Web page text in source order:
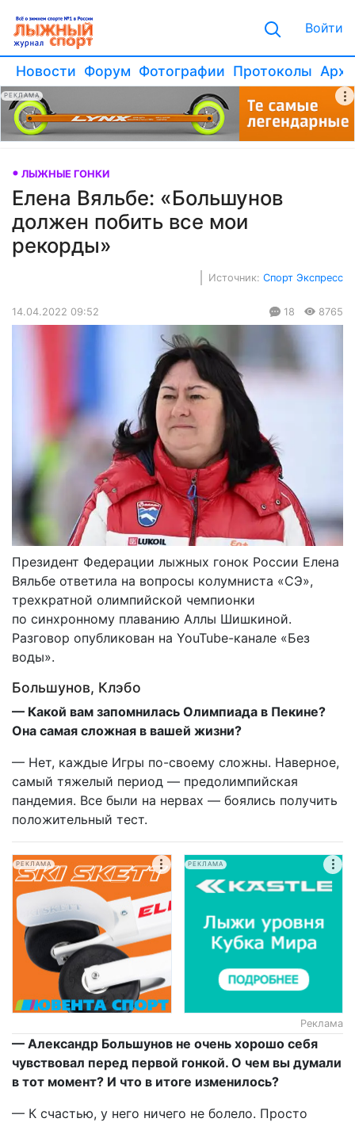
Войти
Новости Форум Фотографии Протоколы
РЕКЛАМА
ЛЫЖНЫЕ ГОНКИ
Елена Вяльбе: «Большунов
должен побить все мои
рекорды»
Источник: Спорт Экспресс
14.04.2022 09:52 18 8765
Президент Федерации лыжных гонок России Елена
Вяльбе ответила на вопросы колумниста «СЭ»,
трехкратной олимпийской чемпионки
по синхронному плаванию Аллы Шишкиной.
Разговор опубликован на YouTube-канале «Без
воды».
Большунов, Клэбо
— Какой вам запомнилась Олимпиада в Пекине?
Она самая сложная в вашей жизни?
— Нет, каждые Игры по-своему сложны. Наверное,
самый тяжелый период — предолимпийская
пандемия. Все были на нервах — боялись получить
положительный тест.
РЕКЛАМА РЕКЛАМА
Реклама
— Александр Большунов не очень хорошо себя
чувствовал перед первой гонкой. О чем вы думали
в тот момент? И что в итоге изменилось?
— К счастью, у него ничего не болело. Просто